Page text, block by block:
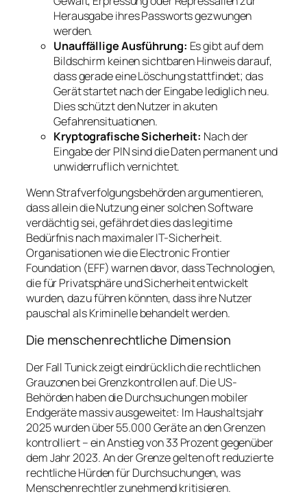
Herausgabe ihres Passworts gezwungen
werden.
Unauffällige Ausführung: Es gibt auf dem
Bildschirm keinen sichtbaren Hinweis darauf,
dass gerade eine Löschung stattfindet; das
Gerät startet nach der Eingabe lediglich neu.
Dies schützt den Nutzer in akuten
Gefahrensituationen.
Kryptografische Sicherheit: Nach der
Eingabe der PIN sind die Daten permanent und
unwiderruflich vernichtet.
Wenn Strafverfolgungsbehörden argumentieren,
dass allein die Nutzung einer solchen Software
verdächtig sei, gefährdet dies das legitime
Bedürfnis nach maximaler IT-Sicherheit.
Organisationen wie die Electronic Frontier
Foundation (EFF) warnen davor, dass Technologien,
die für Privatsphäre und Sicherheit entwickelt
wurden, dazu führen könnten, dass ihre Nutzer
pauschal als Kriminelle behandelt werden.
Die menschenrechtliche Dimension
Der Fall Tunick zeigt eindrücklich die rechtlichen
Grauzonen bei Grenzkontrollen auf. Die US-
Behörden haben die Durchsuchungen mobiler
Endgeräte massiv ausgeweitet: Im Haushaltsjahr
2025 wurden über 55.000 Geräte an den Grenzen
kontrolliert – ein Anstieg von 33 Prozent gegenüber
dem Jahr 2023. An der Grenze gelten oft reduzierte
rechtliche Hürden für Durchsuchungen, was
Menschenrechtler zunehmend kritisieren.